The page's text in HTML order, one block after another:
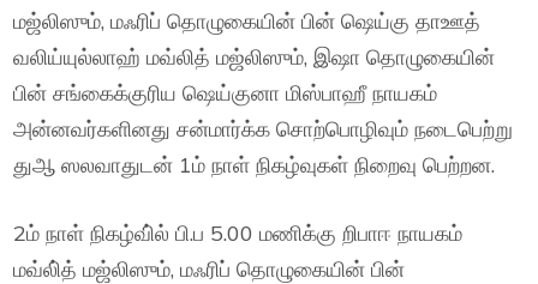
மஜ்லிஸும், மஃரிப் தொழுகையின் பின் ஷெய்கு தாஊத்
வலிய்யுல்லாஹ் மவ்லித் மஜ்லிஸும், இஷா தொழுகையின்
பின் சங்கைக்குரிய ஷெய்குனா மிஸ்பாஹீ நாயகம்
அன்னவர்களினது சன்மார்க்க சொற்பொழிவும் நடைபெற்று
துஆ ஸலவாதுடன் 1ம் நாள் நிகழ்வுகள் நிறைவு பெற்றன.
2ம் நாள் நிகழ்வி்ல் பி.ப 5.00 மணிக்கு றிபாஈ நாயகம்
மவ்லி்த் மஜ்லிஸும், மஃரிப் தொழுகையின் பின்